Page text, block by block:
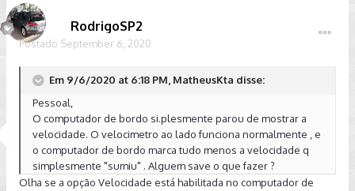
RodrigoSP2
Postado September 6, 2020
Em 9/6/2020 at 6:18 PM, MatheusKta disse:
Pessoal,
O computador de bordo si.plesmente parou de mostrar a
velocidade. O velocimetro ao lado funciona normalmente , e
o computador de bordo marca tudo menos a velocidade q
simplesmente "sumiu" . Alguem save o que fazer ?
Olha se a opção Velocidade está habilitada no computador de